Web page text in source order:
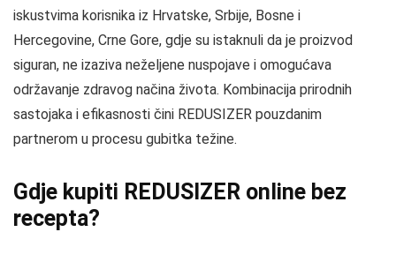
iskustvima korisnika iz Hrvatske, Srbije, Bosne i
Hercegovine, Crne Gore, gdje su istaknuli da je proizvod
siguran, ne izaziva neželjene nuspojave i omogućava
održavanje zdravog načina života. Kombinacija prirodnih
sastojaka i efikasnosti čini REDUSIZER pouzdanim
partnerom u procesu gubitka težine.
Gdje kupiti REDUSIZER online bez
recepta?